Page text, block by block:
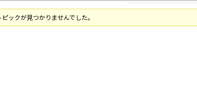
ピックが見つかりませんでした。